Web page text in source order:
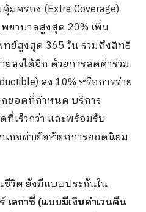
ครอง (Extra Coverage)
ยาบาลสูงสุด 20% เพิ่ม
ย์สูงสุด 365 วัน รวมถึงสิทธิ
ลงได้อีก ด้วยการลดค่าร่วม
ลง 10% หรือการจ่าย
กยอดที่กำหนด บริการ
เร็วกว่า และพร้อมรับ
เกจผ่าตัดหัตถการยอดนิยม
ชีวิต ยังมีแบบประกันใน
เลกาซี่ (แบบมีเงินค่าเวนคืน